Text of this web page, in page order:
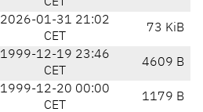
2026-01-31 21:02
CET
73 KiB
1999-12-19 23:46
CET
4609 B
1999-12-20 00:00
CET
1179 B